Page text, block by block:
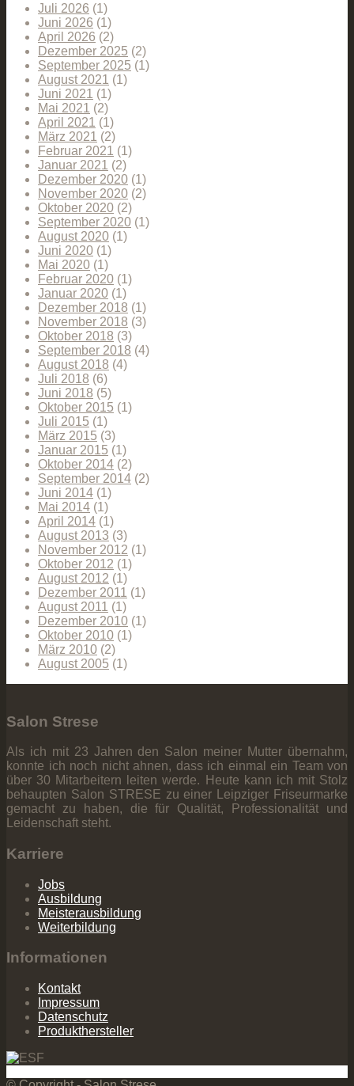
Juli 2026 (1)
Juni 2026 (1)
April 2026 (2)
Dezember 2025 (2)
September 2025 (1)
August 2021 (1)
Juni 2021 (1)
Mai 2021 (2)
April 2021 (1)
März 2021 (2)
Februar 2021 (1)
Januar 2021 (2)
Dezember 2020 (1)
November 2020 (2)
Oktober 2020 (2)
September 2020 (1)
August 2020 (1)
Juni 2020 (1)
Mai 2020 (1)
Februar 2020 (1)
Januar 2020 (1)
Dezember 2018 (1)
November 2018 (3)
Oktober 2018 (3)
September 2018 (4)
August 2018 (4)
Juli 2018 (6)
Juni 2018 (5)
Oktober 2015 (1)
Juli 2015 (1)
März 2015 (3)
Januar 2015 (1)
Oktober 2014 (2)
September 2014 (2)
Juni 2014 (1)
Mai 2014 (1)
April 2014 (1)
August 2013 (3)
November 2012 (1)
Oktober 2012 (1)
August 2012 (1)
Dezember 2011 (1)
August 2011 (1)
Dezember 2010 (1)
Oktober 2010 (1)
März 2010 (2)
August 2005 (1)
Salon Strese
Als ich mit 23 Jahren den Salon meiner Mutter übernahm,
konnte ich noch nicht ahnen, dass ich einmal ein Team von
über 30 Mitarbeitern leiten werde. Heute kann ich mit Stolz
behaupten Salon STRESE zu einer Leipziger Friseurmarke
gemacht zu haben, die für Qualität, Professionalität und
Leidenschaft steht.
Karriere
Jobs
Ausbildung
Meisterausbildung
Weiterbildung
Informationen
Kontakt
Impressum
Datenschutz
Produkthersteller